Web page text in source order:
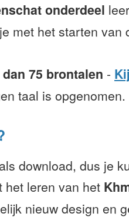
onderdeel
met het starten van
75 brontalen -
taal is opgenomen.
download, dus je
het leren van het
nieuw design en